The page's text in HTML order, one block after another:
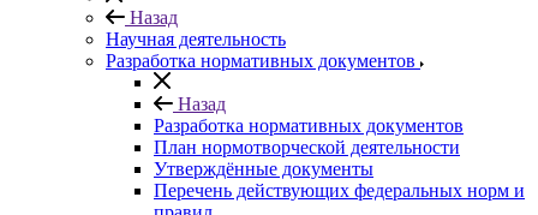
Назад
Научная деятельность
Разработка нормативных документов
Назад
Разработка нормативных документов
План нормотворческой деятельности
Утверждённые документы
Перечень действующих федеральных норм и